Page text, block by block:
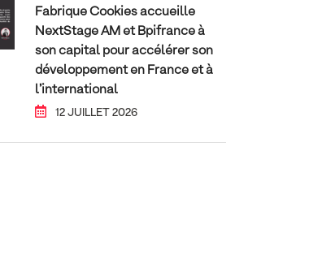
Fabrique Cookies accueille
NextStage AM et Bpifrance à
son capital pour accélérer son
développement en France et à
l’international
12 JUILLET 2026